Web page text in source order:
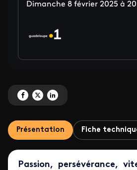
Dimanche 8 février 2025 à
Partagez 'Gran Turismo' sur Facebook
Partagez 'Gran Turismo' sur X
Partagez 'Gran Turismo' sur
Présentation Fiche
Passion, persévérance,